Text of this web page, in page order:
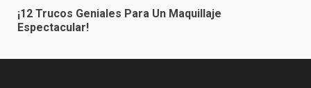
¡12 Trucos Geniales Para Un Maquillaje
Espectacular!